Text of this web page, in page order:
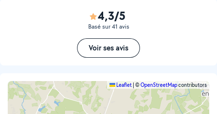
4,3/5
Basé sur 41 avis
Voir ses avis
Leaflet ©OpenStreetMapcontributors